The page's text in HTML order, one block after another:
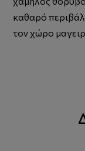
καθαρό
τον χώρο